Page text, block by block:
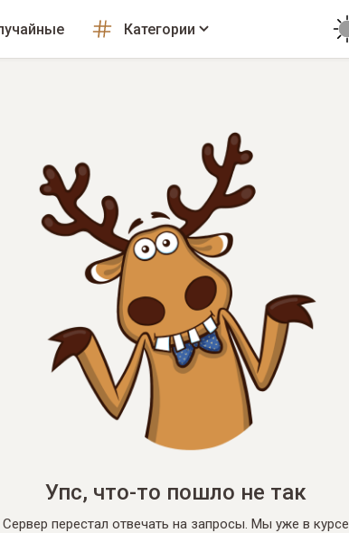
Категории
Упс, что-то пошло не так
Сервер перестал отвечать на запросы. Мы уже в курсе